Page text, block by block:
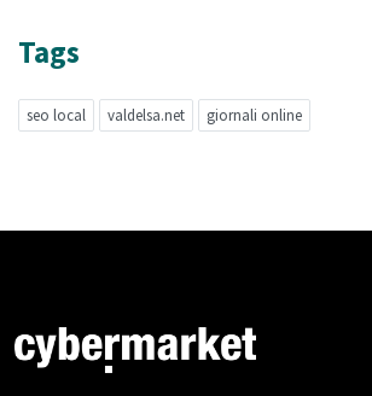
Tags
seo local valdelsa.net giornali online